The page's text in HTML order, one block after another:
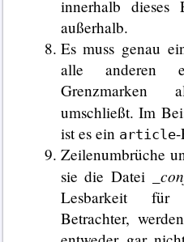
innerhalb dieses
außerhalb.
Es muss genau
alle anderen
Grenzmarken
umschließt. Im
ist es ein article-
Zeilenumbrüche
sie die Datei
Lesbarkeit für
Betrachter,